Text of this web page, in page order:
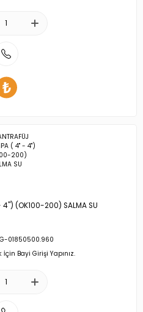
4'') (OK100-200) SALMA SU
01850500.960
Bayi Girişi Yapınız.